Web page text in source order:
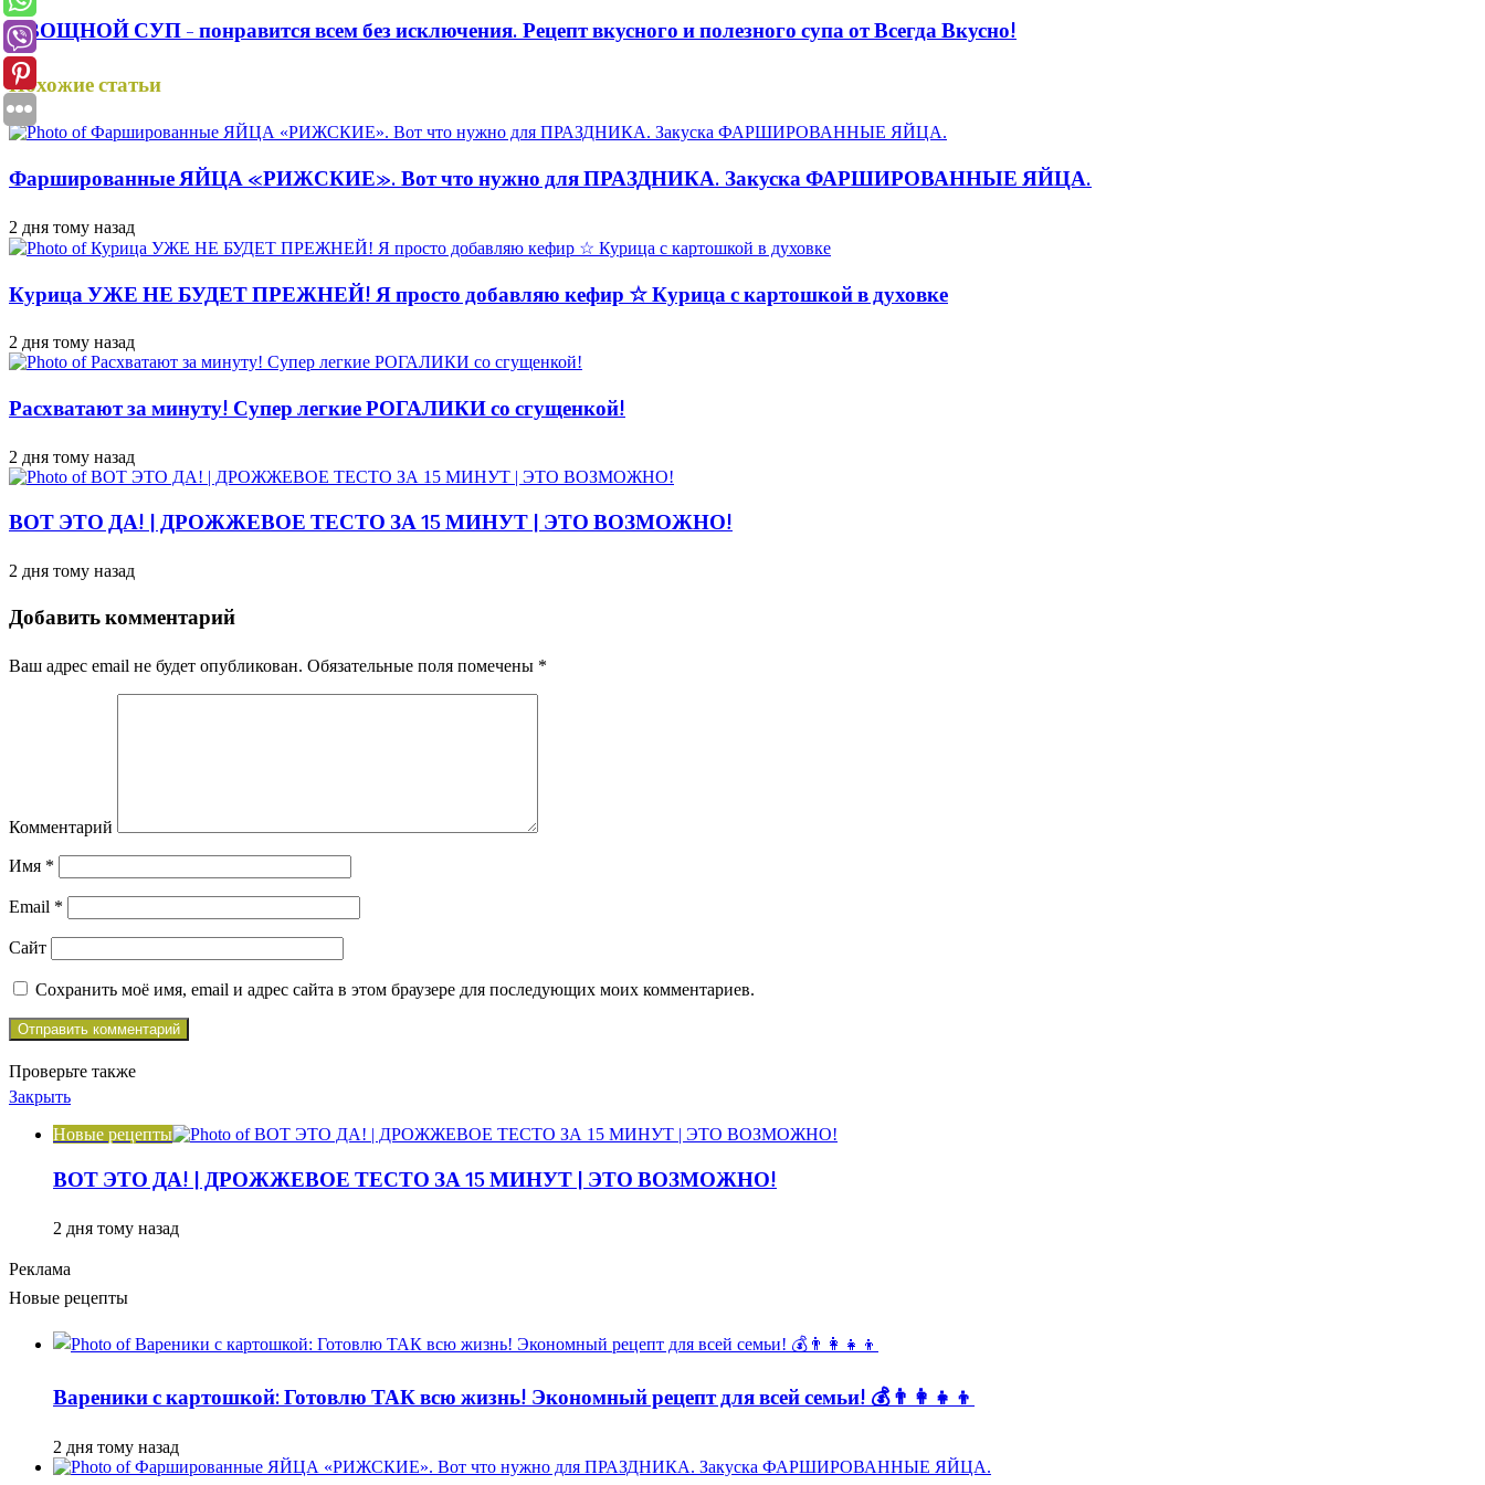
ОВОЩНОЙ СУП - понравится всем без исключения. Рецепт вкусного и полезного супа от Всегда Вкусно!
Похожие статьи
Фаршированные ЯЙЦА «РИЖСКИЕ». Вот что нужно для ПРАЗДНИКА. Закуска ФАРШИРОВАННЫЕ ЯЙЦА.
2 дня тому назад
Курица УЖЕ НЕ БУДЕТ ПРЕЖНЕЙ! Я просто добавляю кефир ☆ Курица с картошкой в духовке
2 дня тому назад
Расхватают за минуту! Супер легкие РОГАЛИКИ со сгущенкой!
2 дня тому назад
ВОТ ЭТО ДА! | ДРОЖЖЕВОЕ ТЕСТО ЗА 15 МИНУТ | ЭТО ВОЗМОЖНО!
2 дня тому назад
Добавить комментарий
Ваш адрес email не будет опубликован. Обязательные поля помечены *
Комментарий
Имя *
Email *
Сайт
Сохранить моё имя, email и адрес сайта в этом браузере для последующих моих комментариев.
Проверьте также
Закрыть
Новые рецепты
ВОТ ЭТО ДА! | ДРОЖЖЕВОЕ ТЕСТО ЗА 15 МИНУТ | ЭТО ВОЗМОЖНО!
2 дня тому назад
Реклама
Новые рецепты
Вареники с картошкой: Готовлю ТАК всю жизнь! Экономный рецепт для всей семьи! 💰👨👩👧👦
2 дня тому назад